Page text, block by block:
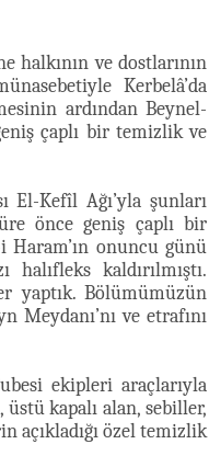
halkının ve dostlarının
Kerbelâ’da
ardından Beynel-
çaplı bir temizlik ve
Kefîl Ağı’yla şunları
önce geniş çaplı bir
Haram’ın onuncu günü
kaldırılmıştı.
yaptık. Bölümümüzün
ve etrafını
ekipleri araçlarıyla
üstü kapalı alan, sebiller,
açıkladığı özel temizlik